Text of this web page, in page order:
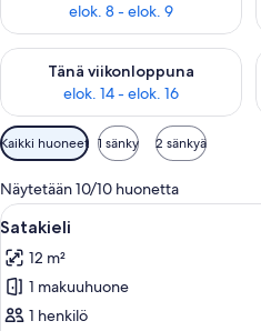
elok. 8 - elok. 9
Tänä viikonloppuna
elok. 14 - elok. 16
Tarkista tämän viikonlopun
Huoneille
saatavilla
olevia
suodattimia
Kaikki huoneet 1 sänky 2 sänkyä
Näytetään 10/10 huonetta
Avaa
kaikki
huonetyypin
Satakieli
kuvat
13
Satakieli
12 m²
1 makuuhuone
1 henkilö